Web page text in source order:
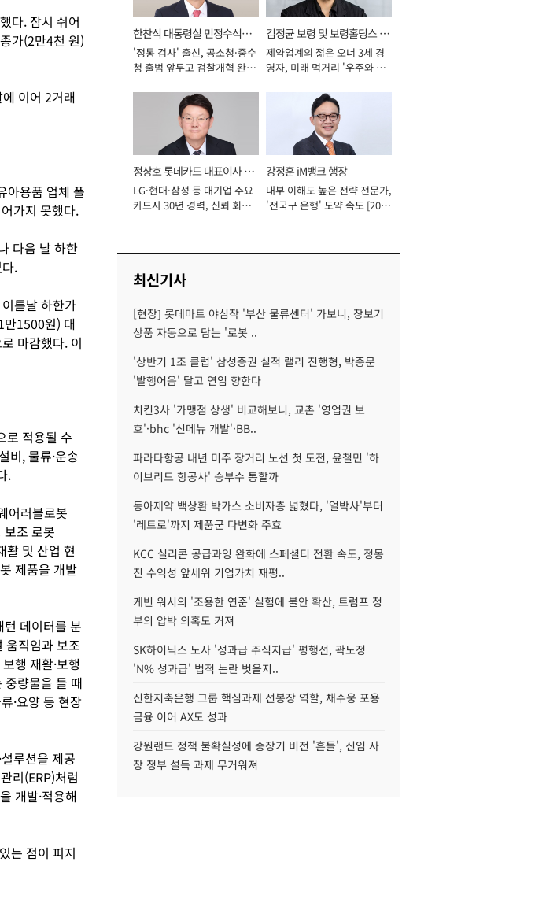
다. 잠시 쉬어
가(2만4천 원)
이어 2거래
아용품 업체 폴
가지 못했다.
다음 날 하한
.
튿날 하한가
만1500원) 대
마감했다. 이
로 적용될 수
비, 물류·운송
.
어러블로봇
보조 로봇
활 및 산업 현
제품을 개발
데이터를 분
움직임과 보조
행 재활·보행
량물을 들 때
·요양 등 현장
루션을 제공
리(ERP)처럼
개발·적용해
는 점이 피지
한찬식 대통령실 민정수석비
서관
'정통 검사' 출신, 공소청·중수
청 출범 앞두고 검찰개혁 완수
김정균 보령 및 보령홀딩스 대
표이사 사장
제약업계의 젊은 오너 3세 경
영자, 미래 먹거리 '우주와 헬
정상호 롯데카드 대표이사 사
장
LG·현대·삼성 등 대기업 주요
카드사 30년 경력, 신뢰 회복
강정훈 iM뱅크 행장
내부 이해도 높은 전략 전문가,
'전국구 은행' 도약 속도 [2026
최신기사
[현장] 롯데마트 야심작 '부산 물류센터' 가보니, 장보기
상품 자동으로 담는 '로봇 ..
'상반기 1조 클럽' 삼성증권 실적 랠리 진행형, 박종문
'발행어음' 달고 연임 향한다
치킨3사 '가맹점 상생' 비교해보니, 교촌 '영업권 보
호'·bhc '신메뉴 개발'·BB..
파라타항공 내년 미주 장거리 노선 첫 도전, 윤철민 '하
이브리드 항공사' 승부수 통할까
동아제약 백상환 박카스 소비자층 넓혔다, '얼박사'부터
'레트로'까지 제품군 다변화 주효
KCC 실리콘 공급과잉 완화에 스페셜티 전환 속도, 정몽
진 수익성 앞세워 기업가치 재평..
케빈 워시의 '조용한 연준' 실험에 불안 확산, 트럼프 정
부의 압박 의혹도 커져
SK하이닉스 노사 '성과급 주식지급' 평행선, 곽노정
'N% 성과급' 법적 논란 벗을지..
신한저축은행 그룹 핵심과제 선봉장 역할, 채수웅 포용
금융 이어 AX도 성과
강원랜드 정책 불확실성에 중장기 비전 '흔들', 신임 사
장 정부 설득 과제 무거워져